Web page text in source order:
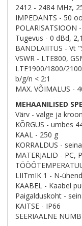
2412 - 2484 MHz,
IMPEDANTS - 50
POLARISATSIOON
Tugevus - 0 dBd,
BANDLAIITUS - Vt
VSWR - LTE800,
LTE1900/1800/
b/g/n < 2:1
MAX. VÕIMALUS -
MEHAANILISED
Värv - valge ja
KÕRGUS - umbes
KAAL - 250 g
KORRALDUS -
MATERJALID - PC,
LIITmIK 1 - N-
KAABEL - Kaabel
Paigalduskoht -
KAITSE - IP66
SEERIAALNE